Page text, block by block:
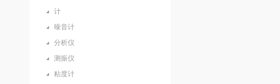
计
噪音计
分析仪
测振仪
粘度计